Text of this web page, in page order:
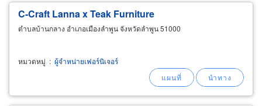
C-Craft Lanna x Teak Furniture
ตำบลบ้านกลาง อำเภอเมืองลำพูน จังหวัดลำพูน 51000
หมวดหมู่ : ผู้จำหน่ายเฟอร์นิเจอร์